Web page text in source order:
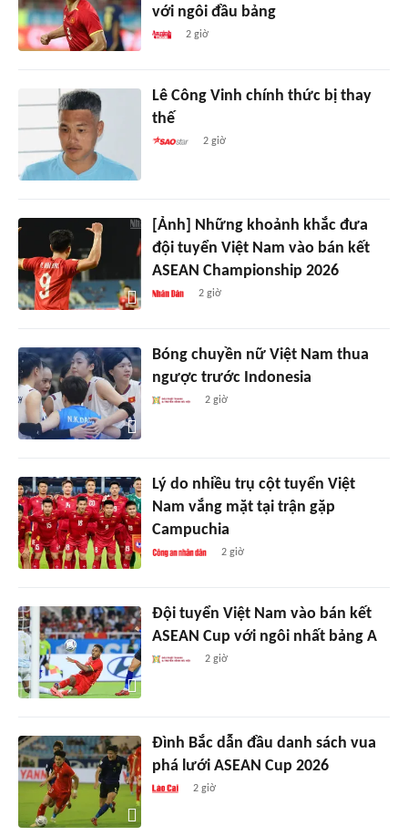
với ngôi đầu bảng
2 giờ
Lê Công Vinh chính thức bị thay
thế
2 giờ
[Ảnh] Những khoảnh khắc đưa
đội tuyển Việt Nam vào bán kết
ASEAN Championship 2026
2 giờ
Bóng chuyền nữ Việt Nam thua
ngược trước Indonesia
2 giờ
Lý do nhiều trụ cột tuyển Việt
Nam vắng mặt tại trận gặp
Campuchia
2 giờ
Đội tuyển Việt Nam vào bán kết
ASEAN Cup với ngôi nhất bảng A
2 giờ
Đình Bắc dẫn đầu danh sách vua
phá lưới ASEAN Cup 2026
2 giờ